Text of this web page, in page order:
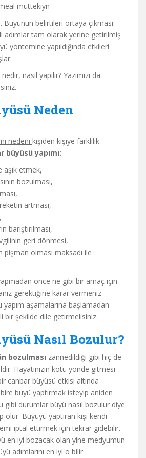
müttekıyn
Büyünün belirtileri ortaya çıkması
adımlar tam olarak yerine getirilmiş
yöntemine yapıldığında etkileri
nasıl yapılır? Yazımızı da
Neden
nedeni kişiden kişiye farklılık
büyüsü yapımı:
aşık etmek,
bozulması,
artması,
barıştırılması,
geri dönmesi,
pişman olması maksadı ile
önce ne gibi bir amaç için
gerektiğine karar vermeniz
yapım aşamalarına başlamadan
bir şekilde dile getirmelisiniz.
Nasıl Bozulur?
bozulması zannedildiği gibi hiç de
Hayatınızın kötü yönde gitmesi
canbar büyüsü etkisi altında
büyü yaptırmak isteyip aniden
gibi durumlar büyü nasıl bozulur diye
olur. Büyüyü yaptıran kişi kendi
iptal ettirmek için tekrar gidebilir.
en iyi bozacak olan yine medyumun
adımlarını en iyi o bilir.